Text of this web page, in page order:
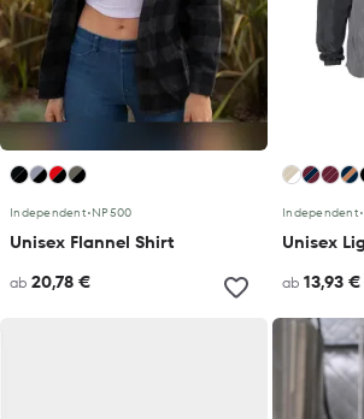
Independent•NP500
Unisex Flannel Shirt
ab 20,78 €
Independent•
ab 13,93 €